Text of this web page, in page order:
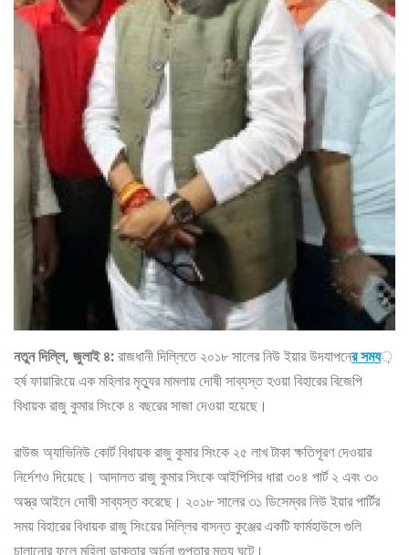
নতুন দিল্লি, জুলাই ৪:রাজধানী দিল্লিতে ২০১৮ সালের নিউ ইয়ার উদযাপনের সময়
হর্ষ ফায়ারিংয়ে এক মহিলার মৃত্যুর মামলায় দোষী সাব্যস্ত হওয়া বিহারের বিজেপি
বিধায়ক রাজু কুমার সিংকে ৪ বছরের সাজা দেওয়া হয়েছে।
রাউজ অ্যাভিনিউ কোর্ট বিধায়ক রাজু কুমার সিংকে ২৫ লাখ টাকা ক্ষতিপূরণ দেওয়ার
নির্দেশও দিয়েছে। আদালত রাজু কুমার সিংকে আইপিসির ধারা ৩০৪ পার্ট ২ এবং ৩০
অস্ত্র আইনে দোষী সাব্যস্ত করেছে। ২০১৮ সালের ৩১ ডিসেম্বর নিউ ইয়ার পার্টির
সময় বিহারের বিধায়ক রাজু সিংয়ের দিল্লির বাসন্ত কুঞ্জের একটি ফার্মহাউসে গুলি
চালানোর ফলে মহিলা ডাক্তার অর্চনা গুপ্তার মৃত্যু ঘটে।